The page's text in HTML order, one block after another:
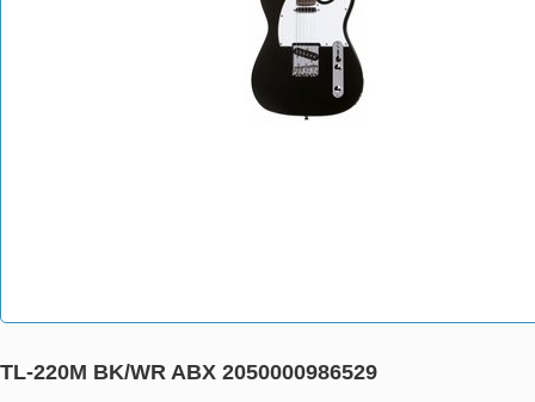
TL-220M BK/WR ABX 2050000986529